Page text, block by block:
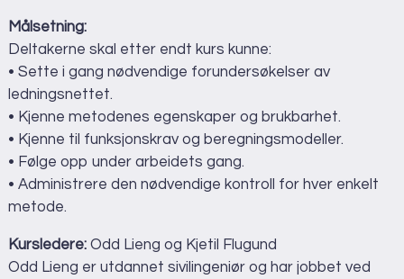
Målsetning:
Deltakerne skal etter endt kurs kunne:
• Sette i gang nødvendige forundersøkelser av
ledningsnettet.
• Kjenne metodenes egenskaper og brukbarhet.
• Kjenne til funksjonskrav og beregningsmodeller.
• Følge opp under arbeidets gang.
• Administrere den nødvendige kontroll for hver enkelt
metode.
Kursledere:Odd Lieng og Kjetil Flugund
Odd Lieng er utdannet sivilingeniør og har jobbet ved